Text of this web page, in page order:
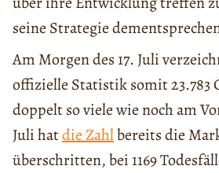
seine Strategie
Am Morgen des 17. Juli
offizielle Statistik somit 23.783
doppelt so viele wie noch am
Juli hatdie Zahlbereits die
überschritten, bei 1169